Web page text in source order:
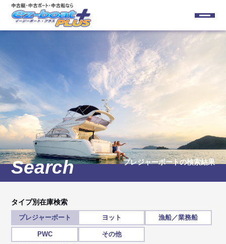
プレジャーボートの検索結果
タイプ別在庫検索
プレジャーボート ヨット 漁船／業務船
PWC その他